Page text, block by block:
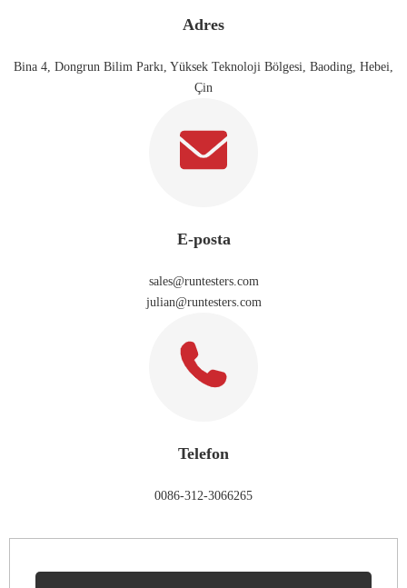
Adres
Bina 4, Dongrun Bilim Parkı, Yüksek Teknoloji Bölgesi, Baoding, Hebei,
Çin
E-posta
sales@runtesters.com
julian@runtesters.com
Telefon
0086-312-3066265